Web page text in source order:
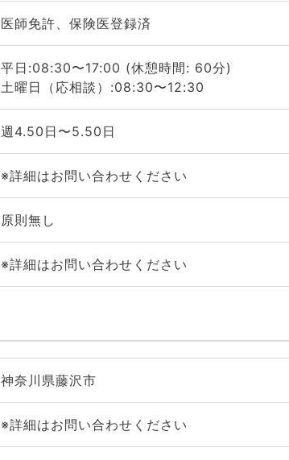
医師免許、保険医登録済
平日:08:30〜17:00 (休憩時間: 60分)
土曜日（応相談）:08:30〜12:30
週4.50日〜5.50日
※詳細はお問い合わせください
原則無し
※詳細はお問い合わせください
神奈川県藤沢市
※詳細はお問い合わせください